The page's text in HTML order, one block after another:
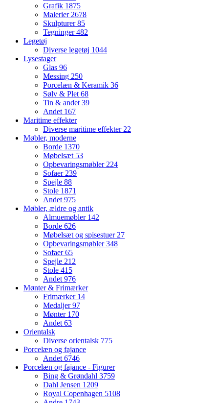
Grafik 1875
Malerier 2678
Skulpturer85
Tegninger482
Legetøj
Diverse legetøj 1044
Lysestager
Glas 96
Messing 250
Porcelæn & Keramik 36
Sølv & Plet 68
Tin & andet 39
Andet 167
Maritime effekter
Diverse maritime effekter 22
Møbler, moderne
Borde 1370
Møbelsæt 53
Opbevaringsmøbler 224
Sofaer 239
Spejle 88
Stole 1871
Andet 975
Møbler, ældre og antik
Almuemøbler 142
Borde 626
Møbelsæt og spisestuer 27
Opbevaringsmøbler348
Sofaer65
Spejle 212
Stole 415
Andet 976
Mønter & Frimærker
Frimærker 14
Medaljer97
Mønter 170
Andet 63
Orientalsk
Diverse orientalsk 775
Porcelæn og fajance
Andet 6746
Porcelæn og fajance - Figurer
Bing & Grøndahl 3759
Dahl Jensen 1209
Royal Copenhagen 5108